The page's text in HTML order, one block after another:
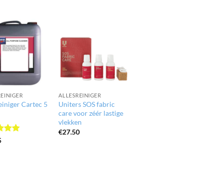
Cartec 5
ALLESREINIGER
Uniters SOS fabric
care voor zéér lastige
vlekken
€27.50